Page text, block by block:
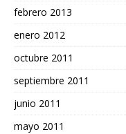
febrero 2013
enero 2012
octubre 2011
septiembre 2011
junio 2011
mayo 2011